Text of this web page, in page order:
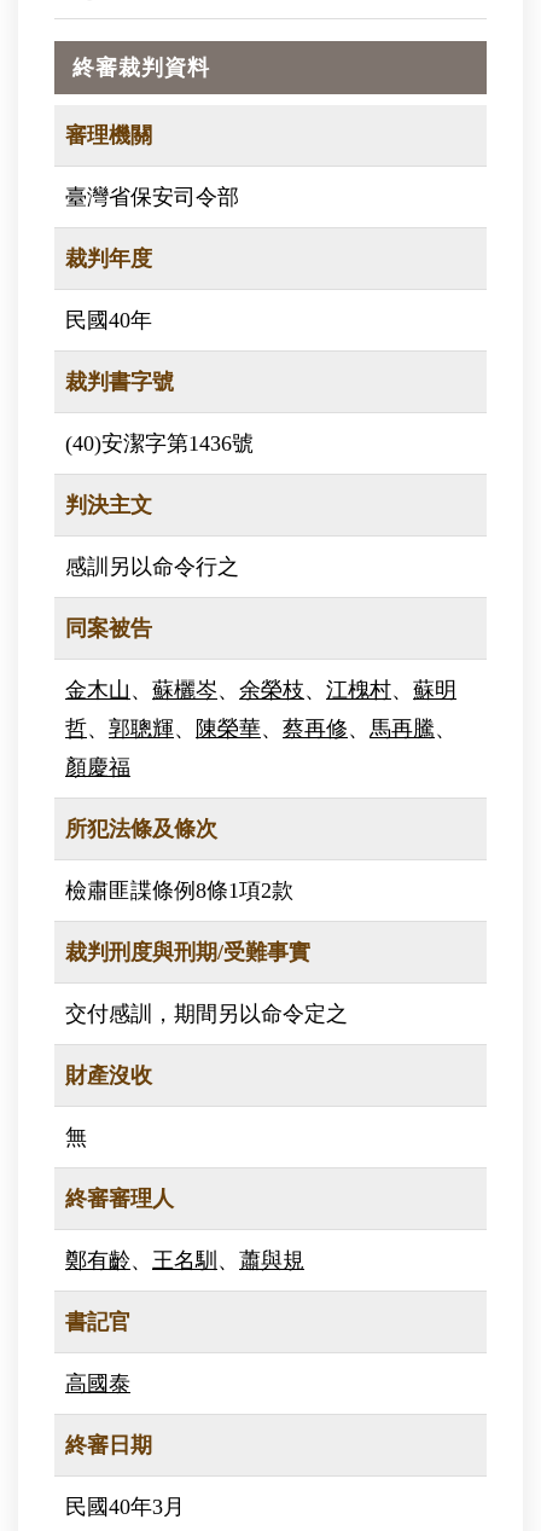
終審裁判資料
審理機關
臺灣省保安司令部
裁判年度
民國40年
裁判書字號
(40)安潔字第1436號
判決主文
感訓另以命令行之
同案被告
金木山 、 蘇欐岑、 余榮枝、 江槐村、 蘇明
哲、 郭聰輝、 陳榮華、 蔡再修、 馬再騰、
顏慶福
所犯法條及條次
檢肅匪諜條例8條1項2款
裁判刑度與刑期/受難事實
交付感訓，期間另以命令定之
財產沒收
無
終審審理人
鄭有齡、 王名馴 、 蕭與規
書記官
高國泰
終審日期
民國40年3月